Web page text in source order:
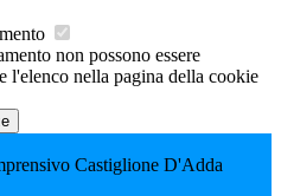
non possono essere
l'elenco nella pagina della cookie
Castiglione D'Adda